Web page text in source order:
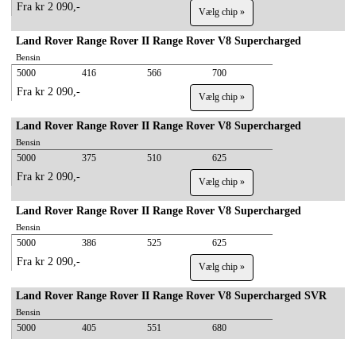
Fra kr 2 090,- Vælg chip »
Land Rover Range Rover II Range Rover V8 Supercharged
Bensin
5000 416 566 700
Fra kr 2 090,- Vælg chip »
Land Rover Range Rover II Range Rover V8 Supercharged
Bensin
5000 375 510 625
Fra kr 2 090,- Vælg chip »
Land Rover Range Rover II Range Rover V8 Supercharged
Bensin
5000 386 525 625
Fra kr 2 090,- Vælg chip »
Land Rover Range Rover II Range Rover V8 Supercharged SVR
Bensin
5000 405 551 680